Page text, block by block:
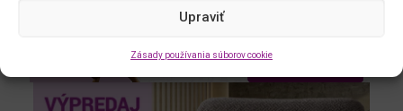
Upraviť
Zásady používania súborov cookie